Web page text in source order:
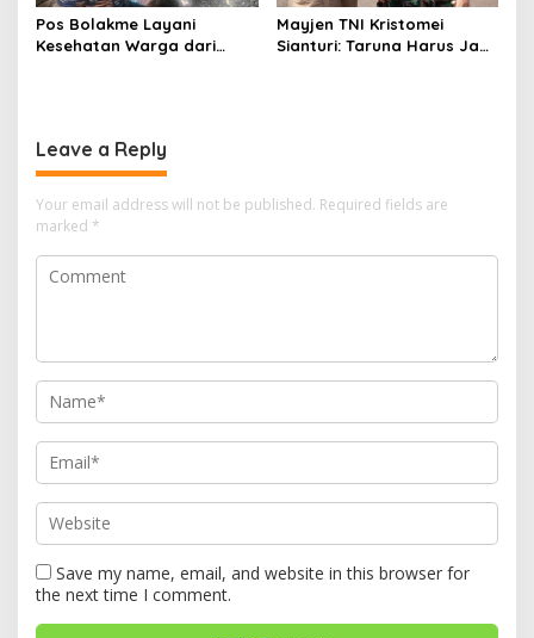
Pos Bolakme Layani
Kesehatan Warga dari
Mayjen TNI Kristomei
Sianturi: Taruna Harus Jadi
Leave a Reply
Your email address will not be published. Required fields are
marked *
Save my name, email, and website in this browser for
the next time I comment.